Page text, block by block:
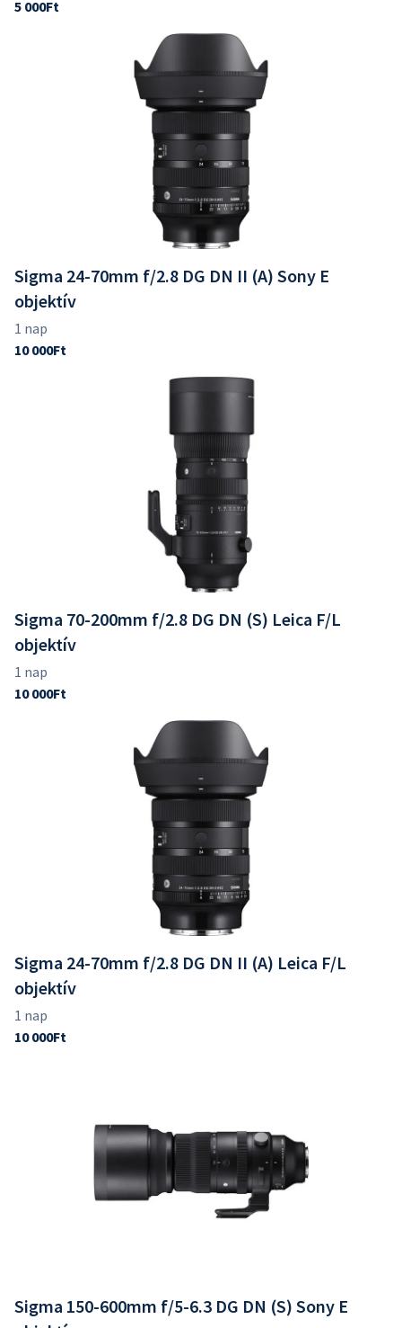
Sigma 24-70mm f/2.8 DG DN II (A) Sony E
objektív
Sigma 70-200mm f/2.8 DG DN (S) Leica F/L
objektív
Sigma 24-70mm f/2.8 DG DN II (A) Leica F/L
objektív
Sigma 150-600mm f/5-6.3 DG DN (S) Sony E